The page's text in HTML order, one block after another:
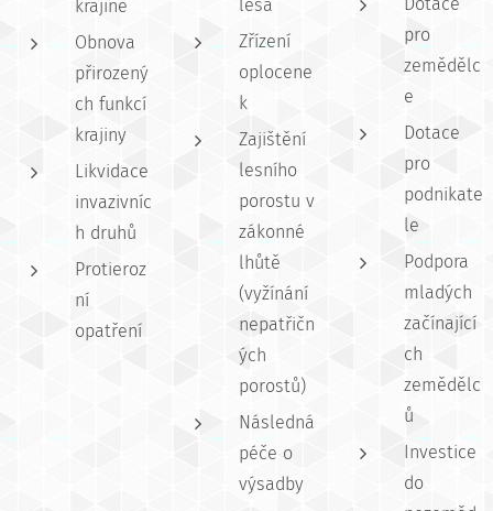
krajině
Obnova
přirozený
ch funkcí
krajiny
Likvidace
invazivníc
h druhů
Protieroz
ní
opatření
lesa
Zřízení
oplocene
k
Zajištění
lesního
porostu v
zákonné
lhůtě
(vyžínání
nepatřičn
ých
porostů)
Následná
péče o
výsadby
pro
zemědělc
e
Dotace
pro
podnikate
le
Podpora
mladých
začínající
ch
zemědělc
ů
Investice
do